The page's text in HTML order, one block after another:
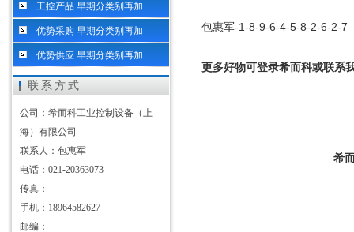
工控产品 早期分类别再加
优势采购 早期分类别再加
优势供应 早期分类别再加
联系方式
公司：希而科工业控制设备（上
海）有限公司
联系人：包惠军
电话：021-20363073
传真：
手机：18964582627
邮编：
包惠军-1-8-9-6-4-5-8-2-6-2-7
更多好物可登录希而科或联系
希